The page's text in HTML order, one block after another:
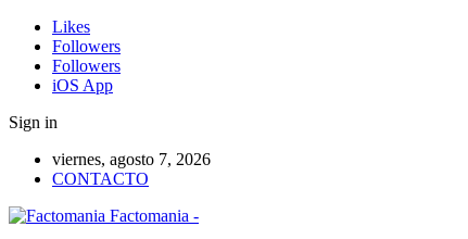
Likes
Followers
Followers
iOS App
Sign in
viernes, agosto 7, 2026
CONTACTO
Factomania -